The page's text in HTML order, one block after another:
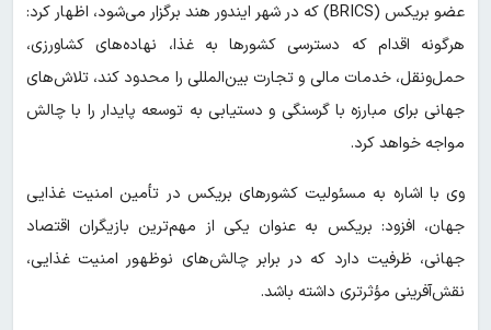
عضو بریکس (BRICS) که در شهر ایندور هند برگزار می‌شود، اظهار کرد:
هرگونه اقدام که دسترسی کشورها به غذا، نهاده‌های کشاورزی،
حمل‌ونقل، خدمات مالی و تجارت بین‌المللی را محدود کند، تلاش‌های
جهانی برای مبارزه با گرسنگی و دستیابی به توسعه پایدار را با چالش
مواجه خواهد کرد.
وی با اشاره به مسئولیت کشورهای بریکس در تأمین امنیت غذایی
جهان، افزود: بریکس به عنوان یکی از مهم‌ترین بازیگران اقتصاد
جهانی، ظرفیت دارد که در برابر چالش‌های نوظهور امنیت غذایی،
نقش‌آفرینی مؤثرتری داشته باشد.